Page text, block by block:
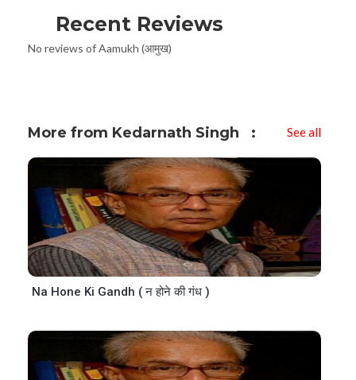
Recent Reviews
No reviews of Aamukh (आमुख)
More from Kedarnath Singh See all
Na Hone Ki Gandh ( न होने की गंध )